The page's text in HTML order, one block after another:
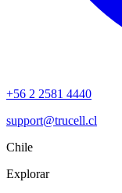
+56 2 2581 4440
support@trucell.cl
Chile
Explorar